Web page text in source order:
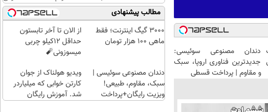
دندان مصنوعی سوئیسی:
جدیدترین فناوری اروپا، سبک
و مقاوم | پرداخت قسطی
بکش!
حتی با
۱۰۰هزارتومان
بگیر،
طلا
بخر
😍
از
طلاسی
مطالب پیشنهادی
3000 گیگ اینترنت؛ فقط
ماهی 100 هزار تومان
از الان تا آخر تابستون
حداقل 12کیلو چربی
میسوزونی🧨
دندان مصنوعی سوئیسی |
سبک، مقاوم، طبیعی!
ویزیت رایگان+پرداخت
ویدیو هولناک از جوان
کارتن خوابی که میلیاردر
شد. آموزش رایگان